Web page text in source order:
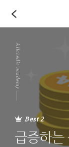
Best 2
급증하는